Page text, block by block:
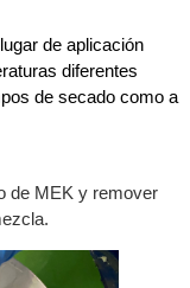
de aplicación
diferentes
de secado como a
de MEK y remover